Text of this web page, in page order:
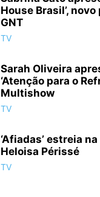
House Brasil’,
GNT
TV
Sarah Oliveira
‘Atenção para o
Multishow
TV
‘Afiadas’ estreia
Heloisa Périssé
TV